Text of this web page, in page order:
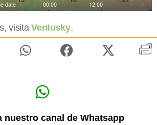
visitaVentusky.
nuestro canal de Whatsapp